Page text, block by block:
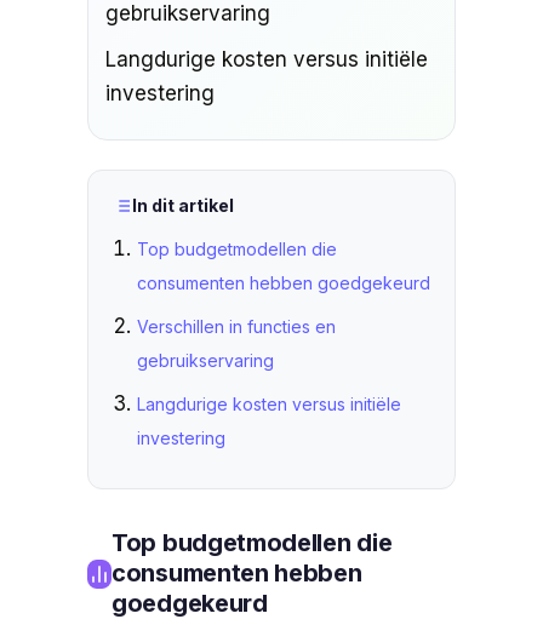
gebruikservaring
Langdurige kosten versus initiële
investering
In dit artikel
Top budgetmodellen die
consumenten hebben goedgekeurd
Verschillen in functies en
gebruikservaring
Langdurige kosten versus initiële
investering
Top budgetmodellen die
consumenten hebben
goedgekeurd